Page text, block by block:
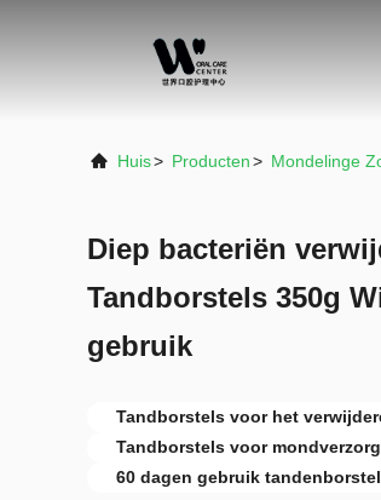
Huis> Producten> Mondelinge
Diep bacteriën
Tandborstels 350g
gebruik
Tandborstels voor het
Tandborstels voor
60 dagen gebruik